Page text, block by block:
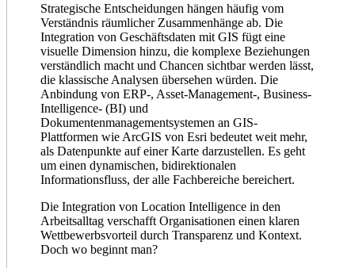
Strategische Entscheidungen hängen häufig vom
Verständnis räumlicher Zusammenhänge ab. Die
Integration von Geschäftsdaten mit GIS fügt eine
visuelle Dimension hinzu, die komplexe Beziehungen
verständlich macht und Chancen sichtbar werden lässt,
die klassische Analysen übersehen würden. Die
Anbindung von ERP-, Asset-Management-, Business-
Intelligence- (BI) und
Dokumentenmanagementsystemen an GIS-
Plattformen wie ArcGIS von Esri bedeutet weit mehr,
als Datenpunkte auf einer Karte darzustellen. Es geht
um einen dynamischen, bidirektionalen
Informationsfluss, der alle Fachbereiche bereichert.
Die Integration von Location Intelligence in den
Arbeitsalltag verschafft Organisationen einen klaren
Wettbewerbsvorteil durch Transparenz und Kontext.
Doch wo beginnt man?